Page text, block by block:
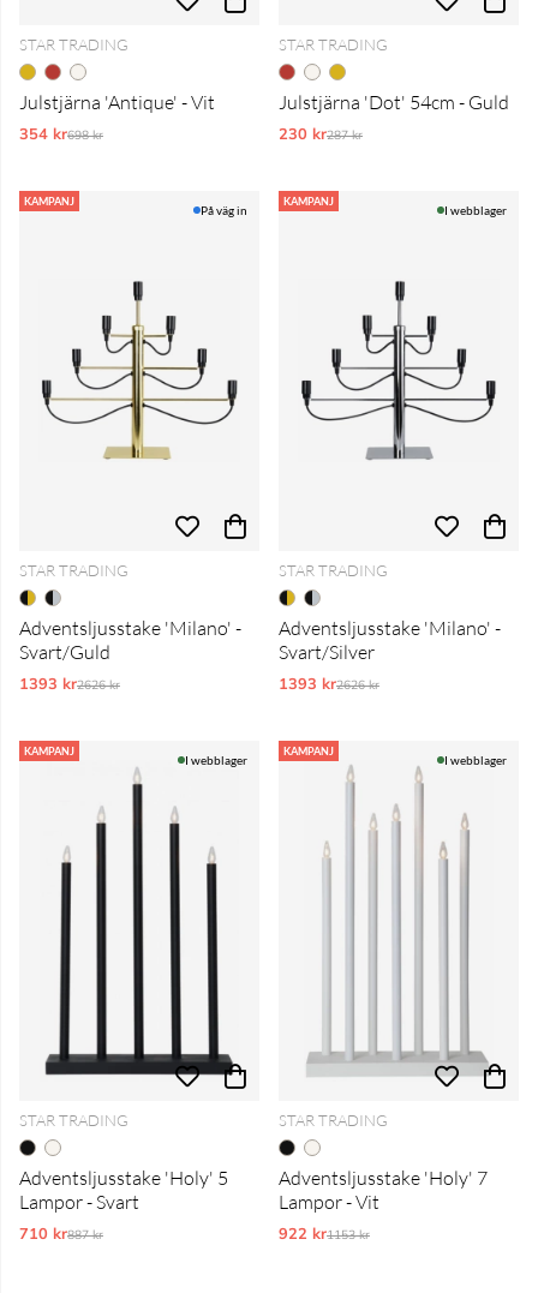
STAR TRADING
Julstjärna 'Antique' - Vit
354 krOrdinarie pris:
698 kr
STAR TRADING
Julstjärna 'Dot' 54cm - Guld
230 krOrdinarie pris:
287 kr
KAMPANJ
På väg in
STAR TRADING
Adventsljusstake 'Milano' -
Svart/Guld
1393 krOrdinarie pris:
2626 kr
KAMPANJ
I webblager
STAR TRADING
Adventsljusstake 'Milano' -
Svart/Silver
1393 krOrdinarie pris:
2626 kr
KAMPANJ
I webblager
STAR TRADING
Adventsljusstake 'Holy' 5
Lampor - Svart
710 krOrdinarie pris:
887 kr
KAMPANJ
I webblager
STAR TRADING
Adventsljusstake 'Holy' 7
Lampor - Vit
922 krOrdinarie pris:
1153 kr